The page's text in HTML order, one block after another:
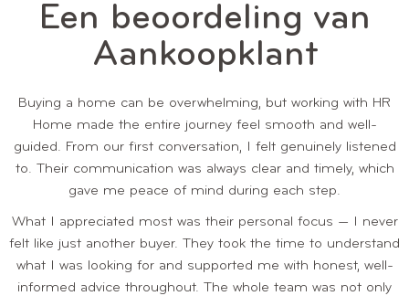
Een beoordeling van
Aankoopklant
Buying a home can be overwhelming, but working with HR
Home made the entire journey feel smooth and well-
guided. From our first conversation, I felt genuinely listened
to. Their communication was always clear and timely, which
gave me peace of mind during each step.
What I appreciated most was their personal focus — I never
felt like just another buyer. They took the time to understand
what I was looking for and supported me with honest, well-
informed advice throughout. The whole team was not only